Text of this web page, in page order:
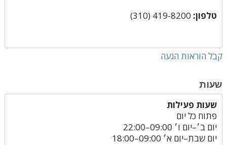
טלפון: (310) 419-8200
קבל הוראות הגעה
שעות
שעות פעילות
פתוח כל יום
יום ב׳–יום ו׳ 09:00–22:00
יום שבת–יום א׳ 09:00–18:00